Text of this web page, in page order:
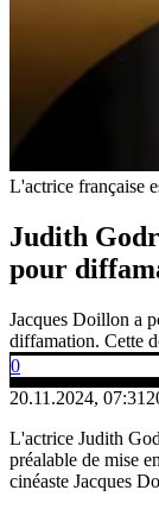
L'actrice française
Judith
pour
Jacques Doillon a
diffamation. Cette
0
20.11.2024, 07:31
L'actrice Judith
préalable de mise
cinéaste Jacques